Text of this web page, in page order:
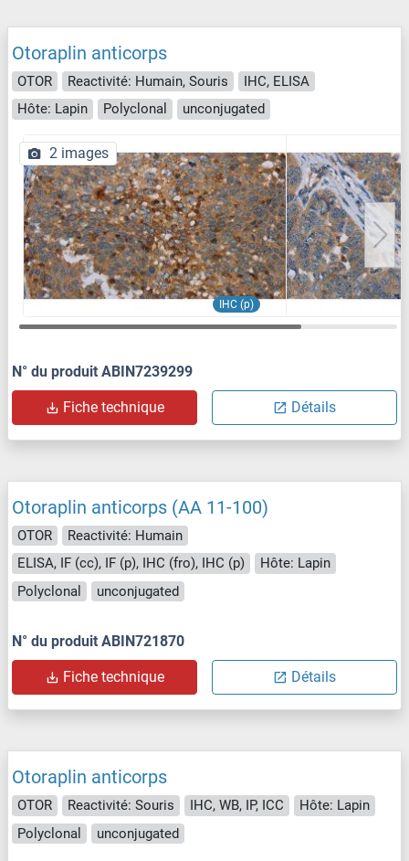
Otoraplin anticorps
OTOR Reactivité: Humain, Souris
IHC, ELISA
Hôte: Lapin
Polyclonal unconjugated
IHC (p)
2 images
N° du produit ABIN7239299
Fiche technique Détails
Otoraplin anticorps (AA 11-100)
OTOR
Reactivité: Humain
ELISA, IF (cc), IF (p), IHC (fro), IHC (p)
Hôte: Lapin
Polyclonal
unconjugated
N° du produit ABIN721870
Fiche technique Détails
Otoraplin anticorps
OTOR Reactivité: Souris IHC, WB, IP, ICC
Hôte: Lapin
Polyclonal
unconjugated